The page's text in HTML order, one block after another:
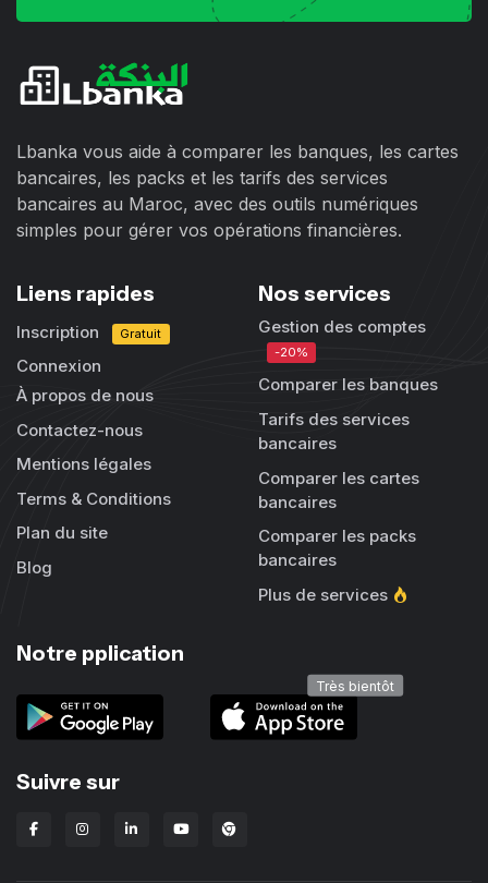
Lbanka vous aide à comparer les banques, les cartes
bancaires, les packs et les tarifs des services
bancaires au Maroc, avec des outils numériques
simples pour gérer vos opérations financières.
Liens rapides
Inscription Gratuit
Connexion
À propos de nous
Contactez-nous
Mentions légales
Terms & Conditions
Plan du site
Blog
Nos services
Gestion des comptes
-20%
Comparer les banques
Tarifs des services
bancaires
Comparer les cartes
bancaires
Comparer les packs
bancaires
Plus de services
Notre pplication
Très bientôt
Suivre sur
Extension Chrome Lbanka